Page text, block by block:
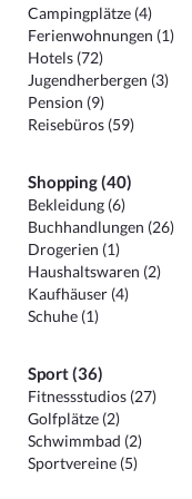
Campingplätze (4)
Ferienwohnungen (1)
Hotels (72)
Jugendherbergen (3)
Pension (9)
Reisebüros (59)
Shopping (40)
Bekleidung (6)
Buchhandlungen (26)
Drogerien (1)
Haushaltswaren (2)
Kaufhäuser (4)
Schuhe (1)
Sport (36)
Fitnessstudios (27)
Golfplätze (2)
Schwimmbad (2)
Sportvereine (5)